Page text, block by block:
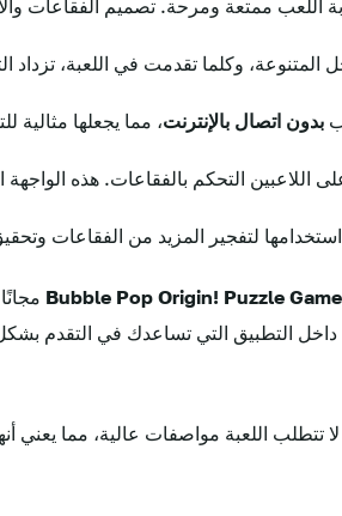
اللعب ممتعة ومرحة. تصميم الفقاعات
وكلما تقدمت في اللعبة، تزداد
بدون اتصال بالإنترنت، مما يجعلها
التحكم بالفقاعات. هذه الواجهة
استخدامها لتفجير المزيد من الفقاعات
داخل التطبيق التي تساعدك في التقدم
تتطلب اللعبة مواصفات عالية، مما يعني